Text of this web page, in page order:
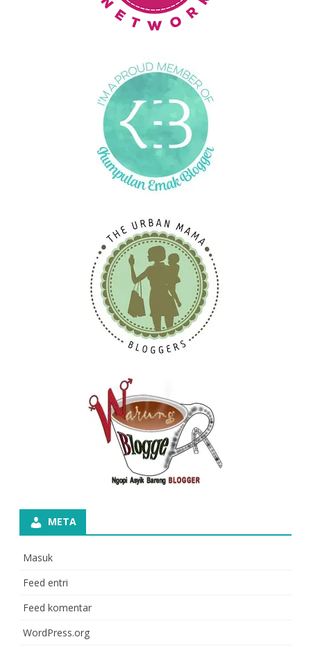
META
Masuk
Feed entri
Feed komentar
WordPress.org